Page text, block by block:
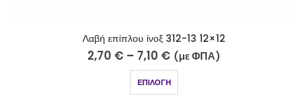
Λαβή επίπλου ίνοξ 312-13 12×12
2,70 € – 7,10 € (με ΦΠΑ)
ΕΠΙΛΟΓΉ